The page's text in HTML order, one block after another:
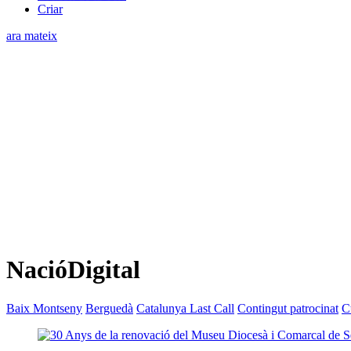
Criar
ara mateix
NacióDigital
Baix Montseny Berguedà Catalunya Last Call Contingut patrocinat